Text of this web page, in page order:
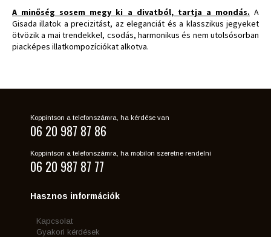
A minőség sosem megy ki a divatból, tartja a mondás. A
Gisada illatok a precizitást, az eleganciát és a klasszikus jegyeket
ötvözik a mai trendekkel, csodás, harmonikus és nem utolsósorban
piacképes illatkompozíciókat alkotva.
Koppintson a telefonszámra, ha kérdése van
06 20 987 87 86
Koppintson a telefonszámra, ha mobilon szeretne rendelni
06 20 987 87 77
Hasznos információk
Kapcsolat
Gyakori kérdések